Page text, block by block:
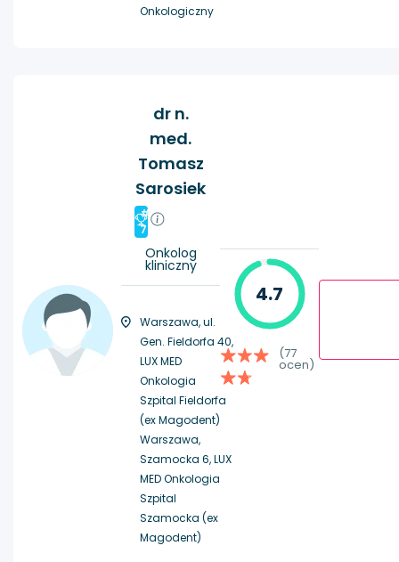
Onkologiczny
dr n.
med.
Tomasz
Sarosiek
#
7
Onkolog
kliniczny
Warszawa, ul.
Gen. Fieldorfa 40,
LUX MED
Onkologia
Szpital Fieldorfa
(ex Magodent)
Warszawa,
Szamocka 6, LUX
MED Onkologia
Szpital
Szamocka (ex
Magodent)
4.7
(77
ocen)